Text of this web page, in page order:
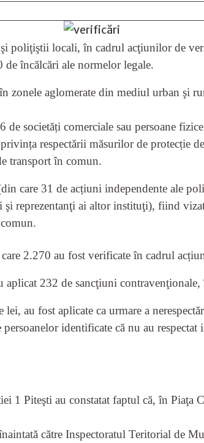
poliţiştii locali, în cadrul acţiunilor de
încălcări ale normelor legale.
zonele aglomerate din mediul urban şi
societăți comerciale sau persoane
respectării măsurilor de protecție
transport în comun.
care 31 de acțiuni independente ale
reprezentanţi ai altor instituţi), fiind
2.270 au fost verificate în cadrul
aplicat 232 de sancţiuni
au fost aplicate ca urmare a
identificate că nu au
1 Piteşti au constatat faptul că, în Piaţa
către Inspectoratul Teritorial de